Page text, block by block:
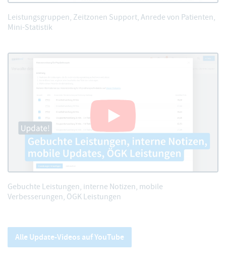
Leistungsgruppen, Zeitzonen Support, Anrede von Patienten,
Mini-Statistik
Gebuchte Leistungen, interne Notizen, mobile
Verbesserungen, ÖGK Leistungen
Alle Update-Videos auf YouTube